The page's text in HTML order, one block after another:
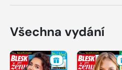
Všechna vydání